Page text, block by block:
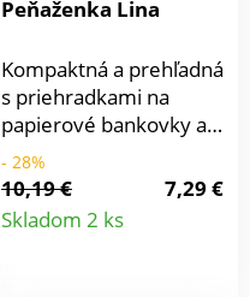
Peňaženka Lina
Kompaktná a prehľadná
s priehradkami na
papierové bankovky a
na karty. Priehradka na
mince so zipsom.
- 28%
10,19 €
7,29 €
Skladom 2 ks
Detail